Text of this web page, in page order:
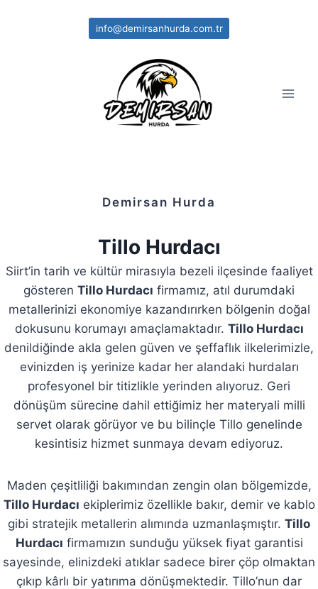
info@demirsanhurda.com.tr
Demirsan Hurda
Tillo Hurdacı
Siirt’in tarih ve kültür mirasıyla bezeli ilçesinde faaliyet
gösteren Tillo Hurdacı firmamız, atıl durumdaki
metallerinizi ekonomiye kazandırırken bölgenin doğal
dokusunu korumayı amaçlamaktadır. Tillo Hurdacı
denildiğinde akla gelen güven ve şeffaflık ilkelerimizle,
evinizden iş yerinize kadar her alandaki hurdaları
profesyonel bir titizlikle yerinden alıyoruz. Geri
dönüşüm sürecine dahil ettiğimiz her materyali milli
servet olarak görüyor ve bu bilinçle Tillo genelinde
kesintisiz hizmet sunmaya devam ediyoruz.
Maden çeşitliliği bakımından zengin olan bölgemizde,
Tillo Hurdacı ekiplerimiz özellikle bakır, demir ve kablo
gibi stratejik metallerin alımında uzmanlaşmıştır. Tillo
Hurdacı firmamızın sunduğu yüksek fiyat garantisi
sayesinde, elinizdeki atıklar sadece birer çöp olmaktan
çıkıp kârlı bir yatırıma dönüşmektedir. Tillo’nun dar